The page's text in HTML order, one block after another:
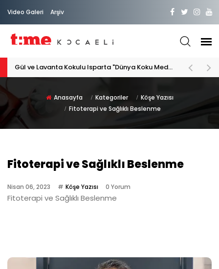
Video Galeri Arşiv
Gül ve Lavanta Kokulu Isparta "Dünya Koku Medeniyeti"
Anasayfa Kategoriler
Köşe Yazısı
Fitoterapi ve Sağlıklı Beslenme
Fitoterapi ve Sağlıklı Beslenme
Nisan 06, 2023 Köşe Yazısı 0 Yorum
Fitoterapi ve Sağlıklı Beslenme